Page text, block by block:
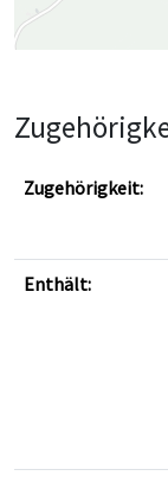
Zugehörigkeit:
Enthält: